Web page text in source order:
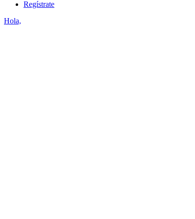
Regístrate
Hola,